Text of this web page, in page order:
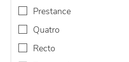
prestance
quatro
recto